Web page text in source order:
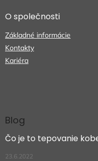
O společnosti
Základné informácie
Kontakty
Kariéra
Blog
Čo je to tepovanie
23.6.2022